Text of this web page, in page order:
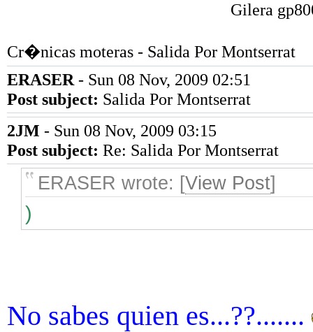
Gilera
Cr�nicas moteras - Salida Por Montserrat
ERASER - Sun 08 Nov, 2009 02:51
Post subject: Salida Por Montserrat
2JM - Sun 08 Nov, 2009 03:15
Post subject: Re: Salida Por Montserrat
ERASER wrote: [View Post]
)
No sabes quien es...??.......